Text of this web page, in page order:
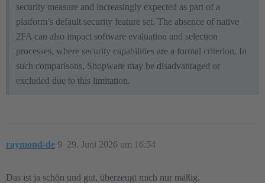
security measure and increasingly expected as part of a
platform’s default security feature set. The absence of native
2FA can also impact software evaluation and selection
processes, where security capabilities are a formal criterion. In
such comparisons, Shopware may be disadvantaged or
excluded due to this limitation.
raymond-de 29. Juni 2026 um 16:54
9
Das ist ja schön und gut, überzeugt mich nur mäßig.